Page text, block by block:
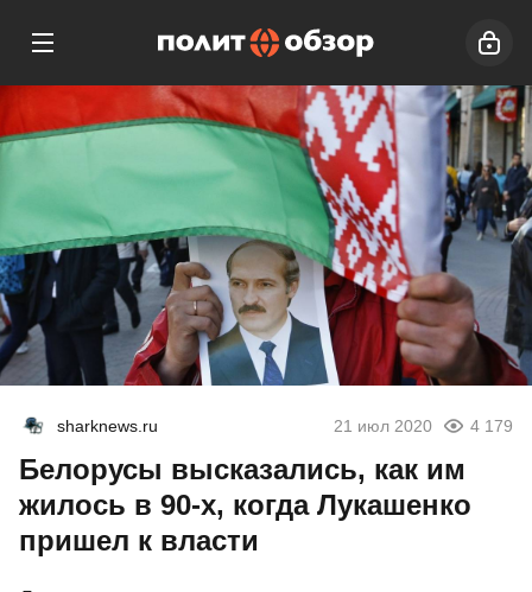
sharknews.ru 21 июл 2020 4 179
Белорусы высказались, как им
жилось в 90-х, когда Лукашенко
пришел к власти